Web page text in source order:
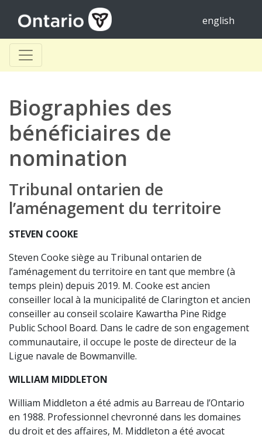
english
Biographies des
bénéficiaires de
nomination
Tribunal ontarien de
l’aménagement du territoire
STEVEN COOKE
Steven Cooke siège au Tribunal ontarien de
l’aménagement du territoire en tant que membre (à
temps plein) depuis 2019. M. Cooke est ancien
conseiller local à la municipalité de Clarington et ancien
conseiller au conseil scolaire Kawartha Pine Ridge
Public School Board. Dans le cadre de son engagement
communautaire, il occupe le poste de directeur de la
Ligue navale de Bowmanville.
WILLIAM MIDDLETON
William Middleton a été admis au Barreau de l’Ontario
en 1988. Professionnel chevronné dans les domaines
du droit et des affaires, M. Middleton a été avocat